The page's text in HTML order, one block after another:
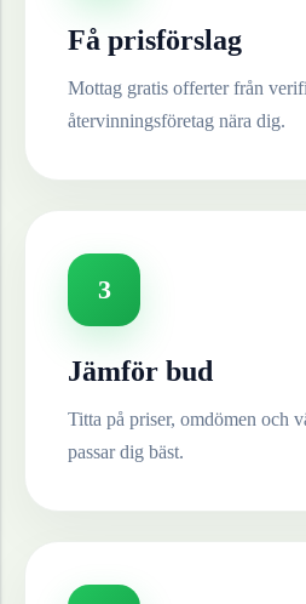
Få prisförslag
Mottag gratis offerter från
återvinningsföretag nära dig.
3
Jämför bud
Titta på priser, omdömen och
passar dig bäst.